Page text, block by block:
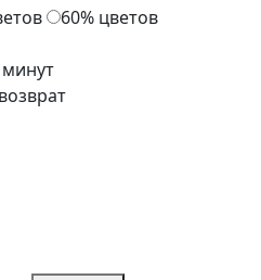
60% цветов
минут